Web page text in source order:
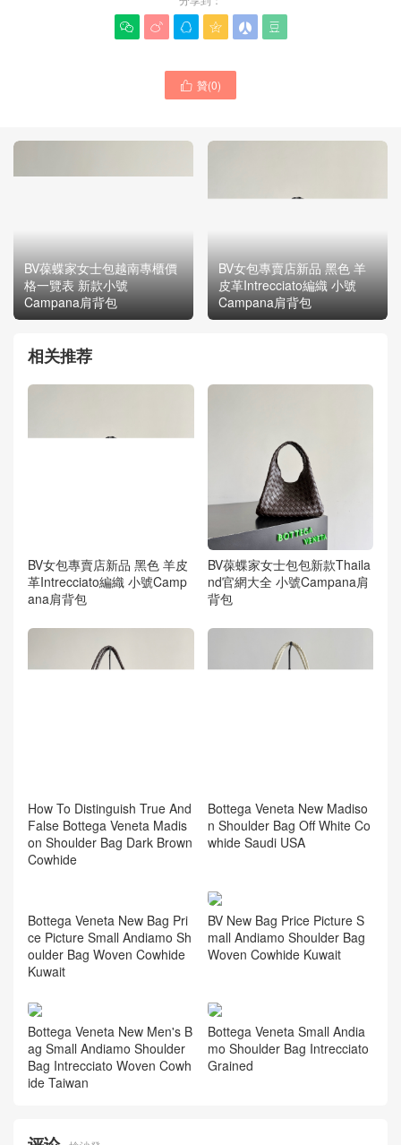
     
 贊(0)
BV葆蝶家女士包越南專櫃價
格一覽表 新款小號
Campana肩背包
BV女包專賣店新品 黑色 羊
皮革Intrecciato編織 小號
Campana肩背包
相关推荐
BV女包專賣店新品 黑色 羊皮
革Intrecciato編織 小號Camp
ana肩背包
BV葆蝶家女士包包新款Thaila
nd官網大全 小號Campana肩
背包
How To Distinguish True And
False Bottega Veneta Madis
on Shoulder Bag Dark Brown
Cowhide
Bottega Veneta New Madiso
n Shoulder Bag Off White Co
whide Saudi USA
Bottega Veneta New Bag Pri
ce Picture Small Andiamo Sh
BV New Bag Price Picture S
mall Andiamo Shoulder Bag
Woven Cowhide Kuwait